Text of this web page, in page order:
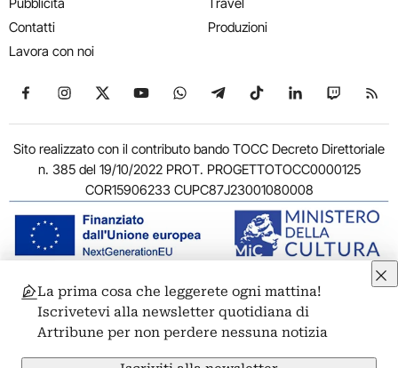
Pubblicità
Contatti
Lavora con noi
Travel
Produzioni
Seguici su Facebook
Seguici su Instagram
Seguici su X
Seguici su YouTube
Seguici su WhatsApp
Seguici su Telegram
Seguici su TikTok
Seguici su
Seguici
Sito realizzato con il contributo bando TOCC Decreto Direttoriale
n. 385 del 19/10/2022 PROT. PROGETTOTOCC0000125
COR15906233 CUPC87J23001080008
© 2011-2026 ARTRIBUNE srl – Corso Vittorio Emanuele II, 287 –
00186 Roma - P.I. 11381581005
Privacy: Responsabile della protezione dei dati personali
ARTRIBUNE srl – Corso Vittorio Emanuele II, 287 – 00186 Roma
La prima cosa che leggerete ogni mattina!
Iscrivetevi alla newsletter quotidiana di
Artribune per non perdere nessuna notizia